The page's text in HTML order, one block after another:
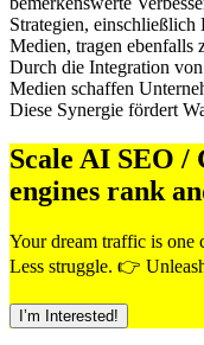
Strategien,
Medien, tragen ebenfalls
Durch die Integration
Medien schaffen
Diese Synergie fördert
Scale AI SEO /
engines rank
Your dream traffic is one
Less struggle. 👉
I’m Interested!